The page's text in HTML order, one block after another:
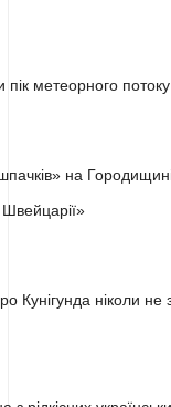
пік метеорного
на
Кунігунда ніколи